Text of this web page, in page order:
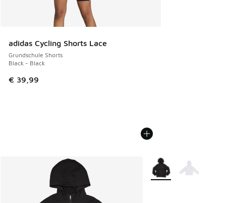
adidas Cycling Shorts Lace
Grundschule Shorts
Black - Black
€ 39,99
Weitere Farben